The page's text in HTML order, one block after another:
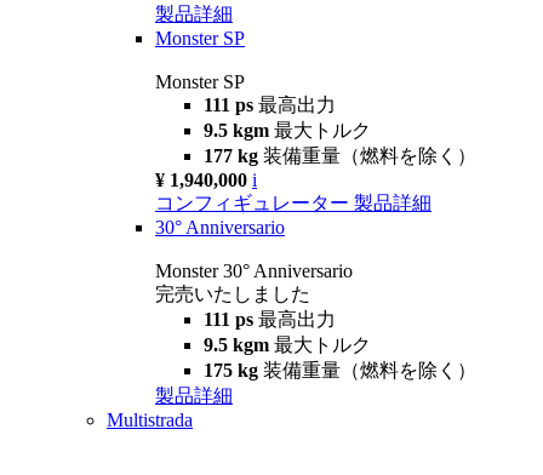
製品詳細
Monster SP
Monster SP
111 ps 最高出力
9.5 kgm 最大トルク
177 kg 装備重量（燃料を除く）
¥ 1,940,000 i
コンフィギュレーター 製品詳細
30° Anniversario
Monster 30° Anniversario
完売いたしました
111 ps 最高出力
9.5 kgm 最大トルク
175 kg 装備重量（燃料を除く）
製品詳細
Multistrada